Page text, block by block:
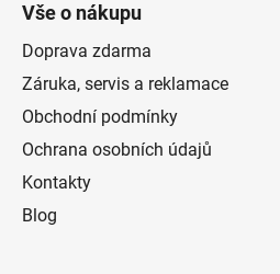
Vše o nákupu
Doprava zdarma
Záruka, servis a reklamace
Obchodní podmínky
Ochrana osobních údajů
Kontakty
Blog